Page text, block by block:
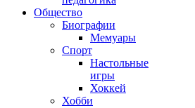
Общество
Биографии
Мемуары
Спорт
Настольные
игры
Хоккей
Хобби